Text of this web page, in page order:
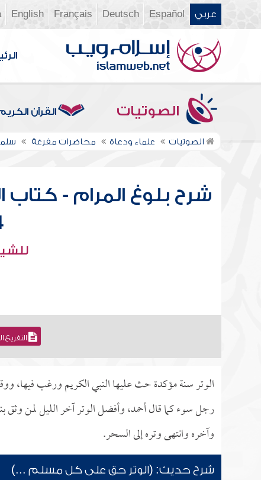
عربي Español
Deutsch
Français
English
الصوتيات القرآن
الصوتيات علماء ودعاة محاضرات مفرغة
شرح بلوغ المرام -
الوتر سنة مؤكدة حث عليها النبي الكريم ورغب فيها،
رجل سوء كما قال أحمد، وأفضل الوتر آخر الليل لمن وثق
وآخره وانتهى وتره إلى السحر.
شرح حديث: (الوتر حق على كل مسلم ...)